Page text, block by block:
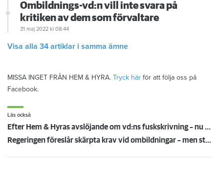
Ombildnings-vd:n vill inte svara på
kritiken av dem som förvaltare
31 maj 2022 kl 08:44
Visa alla 34 artiklar i samma ämne
MISSA INGET FRÅN HEM & HYRA. Tryck här för att följa oss på
Facebook.
Läs också
Efter Hem & Hyras avslöjande om vd:ns fuskskrivning – nu skärps lagen när hyresrätter ombildas
Regeringen föreslår skärpta krav vid ombildningar – men stoppar inte slumvärdar